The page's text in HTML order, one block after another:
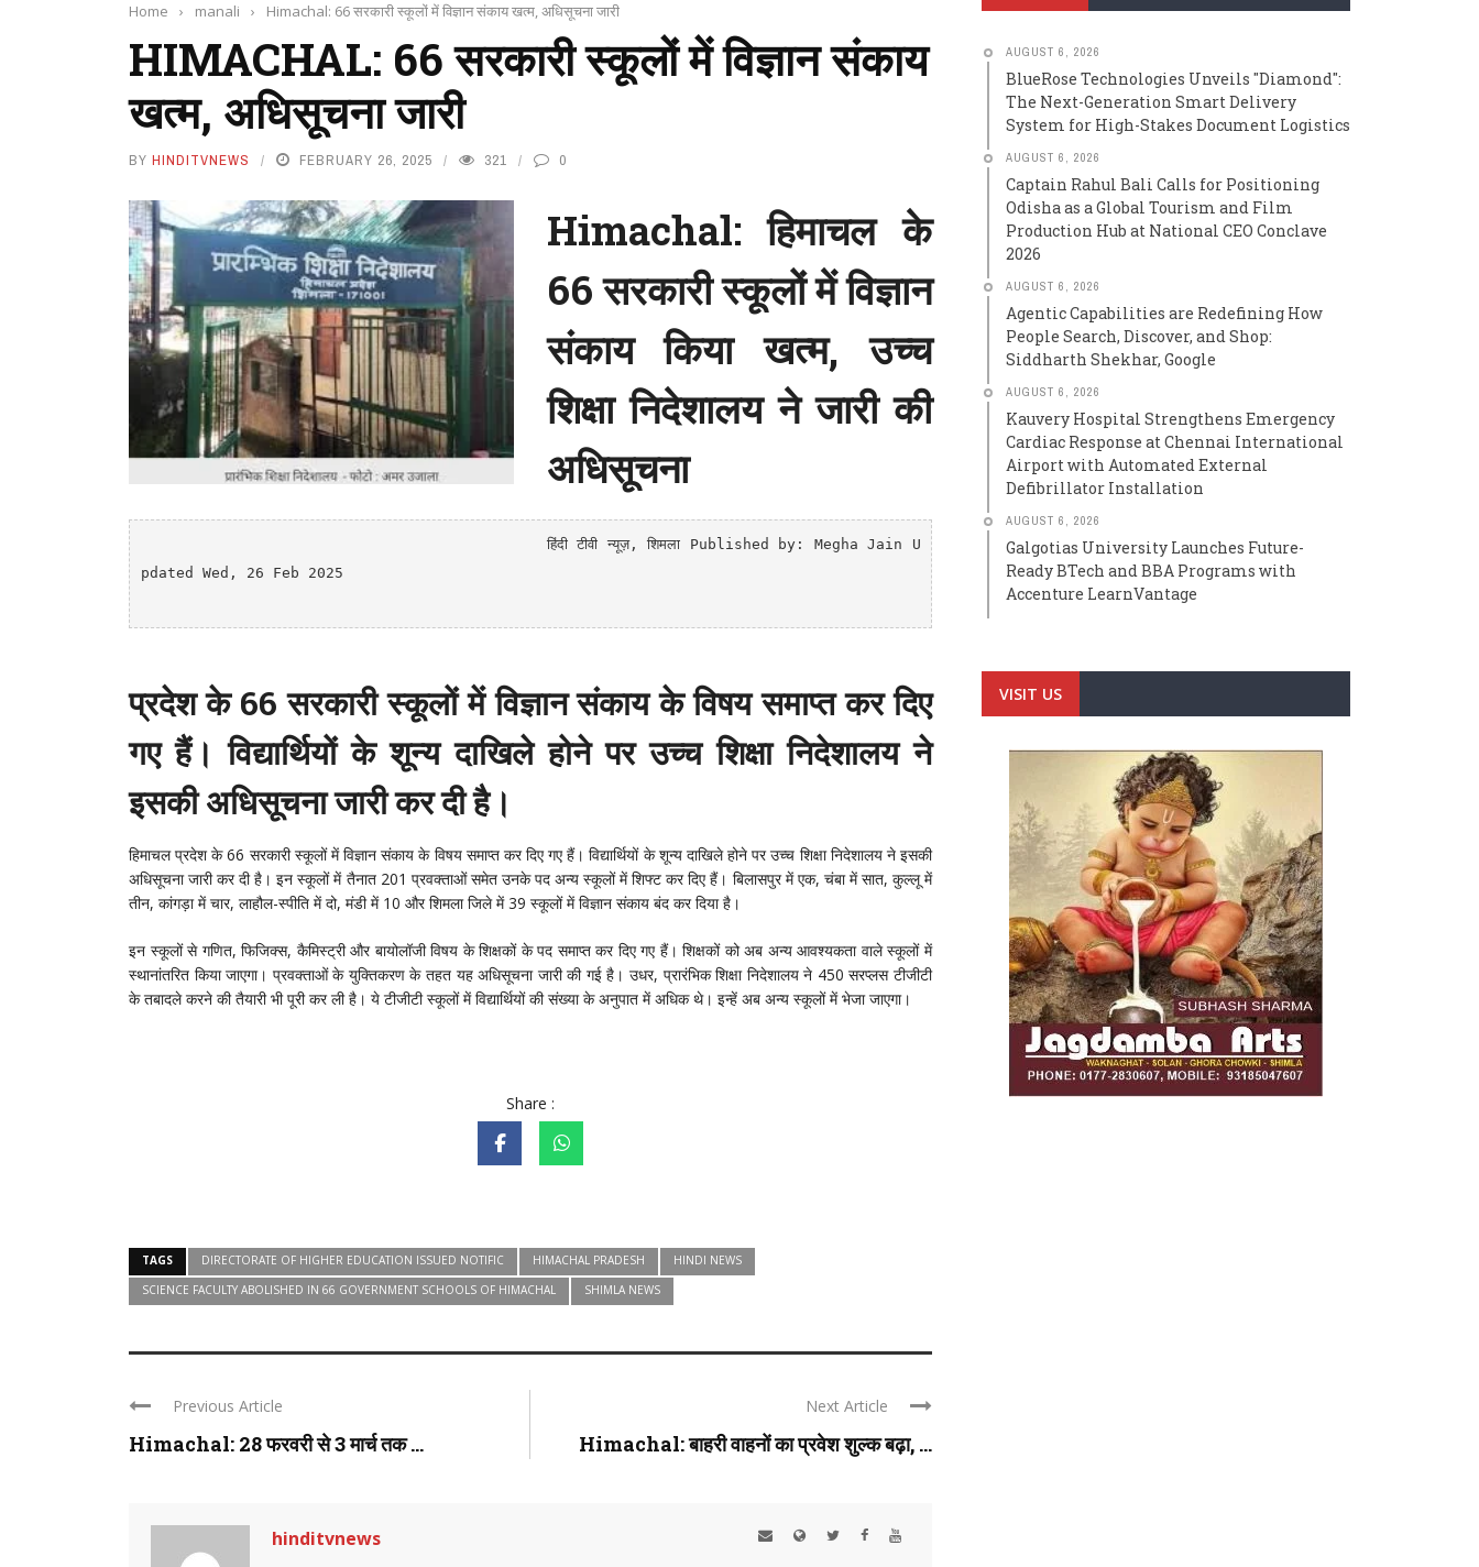
Home › manali › Himachal: 66 सरकारी स्कूलों में विज्ञान संकाय खत्म, अधिसूचना जारी
HIMACHAL: 66 सरकारी स्कूलों में विज्ञान संकाय
खत्म, अधिसूचना जारी
BY HINDITVNEWS FEBRUARY 26, 2025 321 0
Himachal: हिमाचल के
66 सरकारी स्कूलों में विज्ञान
संकाय किया खत्म, उच्च
शिक्षा निदेशालय ने जारी की
अधिसूचना
हिंदी टीवी न्यूज़, शिमला
Published by: Megha Jain U
pdated Wed, 26 Feb 2025
प्रदेश के 66 सरकारी स्कूलों में विज्ञान संकाय के विषय समाप्त कर दिए
गए हैं। विद्यार्थियों के शून्य दाखिले होने पर उच्च शिक्षा निदेशालय ने
इसकी अधिसूचना जारी कर दी है।
हिमाचल प्रदेश के 66 सरकारी स्कूलों में विज्ञान संकाय के विषय समाप्त कर दिए गए हैं। विद्यार्थियों के शून्य दाखिले होने पर उच्च शिक्षा निदेशालय ने इसकी
अधिसूचना जारी कर दी है। इन स्कूलों में तैनात 201 प्रवक्ताओं समेत उनके पद अन्य स्कूलों में शिफ्ट कर दिए हैं। बिलासपुर में एक, चंबा में सात, कुल्लू में
तीन, कांगड़ा में चार, लाहौल-स्पीति में दो, मंडी में 10 और शिमला जिले में 39 स्कूलों में विज्ञान संकाय बंद कर दिया है।
इन स्कूलों से गणित, फिजिक्स, कैमिस्ट्री और बायोलॉजी विषय के शिक्षकों के पद समाप्त कर दिए गए हैं। शिक्षकों को अब अन्य आवश्यकता वाले स्कूलों में
स्थानांतरित किया जाएगा। प्रवक्ताओं के युक्तिकरण के तहत यह अधिसूचना जारी की गई है। उधर, प्रारंभिक शिक्षा निदेशालय ने 450 सरप्लस टीजीटी
के तबादले करने की तैयारी भी पूरी कर ली है। ये टीजीटी स्कूलों में विद्यार्थियों की संख्या के अनुपात में अधिक थे। इन्हें अब अन्य स्कूलों में भेजा जाएगा।
Share :
TAGS DIRECTORATE OF HIGHER EDUCATION ISSUED NOTIFIC HIMACHAL PRADESH
HINDI NEWS
SCIENCE FACULTY ABOLISHED IN 66 GOVERNMENT SCHOOLS OF HIMACHAL
SHIMLA NEWS
Previous Article
Himachal: 28 फरवरी से 3 मार्च तक ...
Next Article
Himachal: बाहरी वाहनों का प्रवेश शुल्क बढ़ा, ...
hinditvnews
AUGUST 6, 2026
BlueRose Technologies Unveils "Diamond":
The Next-Generation Smart Delivery
System for High-Stakes Document Logistics
AUGUST 6, 2026
Captain Rahul Bali Calls for Positioning
Odisha as a Global Tourism and Film
Production Hub at National CEO Conclave
2026
AUGUST 6, 2026
Agentic Capabilities are Redefining How
People Search, Discover, and Shop:
Siddharth Shekhar, Google
AUGUST 6, 2026
Kauvery Hospital Strengthens Emergency
Cardiac Response at Chennai International
Airport with Automated External
Defibrillator Installation
AUGUST 6, 2026
Galgotias University Launches Future-
Ready BTech and BBA Programs with
Accenture LearnVantage
VISIT US